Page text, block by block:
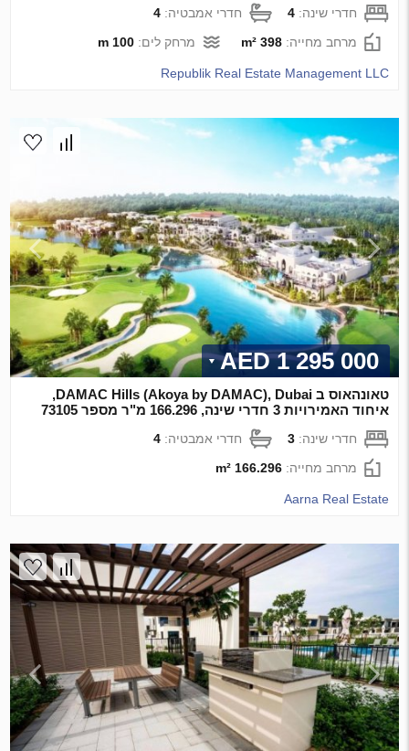
חדרי שינה:4 חדרי אמבטיה:4
מרחב מחייה:398 m² מרחק לים:100 m
Republik Real Estate Management LLC
1 295 000 AED
טאונהאוס ב DAMAC Hills (Akoya by DAMAC), Dubai,
איחוד האמירויות 3 חדרי שינה, 166.296 מ"ר מספר 73105
חדרי שינה:3 חדרי אמבטיה:4
מרחב מחייה:166.296 m²
Aarna Real Estate